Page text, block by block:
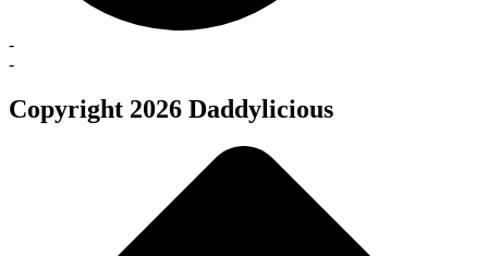
-
-
Copyright 2026 Daddylicious